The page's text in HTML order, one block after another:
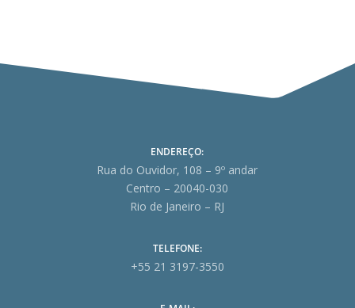
ENDEREÇO:
Rua do Ouvidor, 108 – 9º andar
Centro – 20040-030
Rio de Janeiro – RJ
TELEFONE:
+55 21 3197-3550